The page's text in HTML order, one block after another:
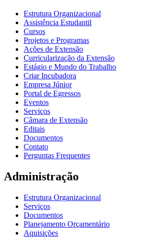
Estrutura Organizacional
Assistência Estudantil
Cursos
Projetos e Programas
Ações de Extensão
Curricularização da Extensão
Estágio e Mundo do Trabalho
Criar Incubadora
Empresa Júnior
Portal de Egressos
Eventos
Serviços
Câmara de Extensão
Editais
Documentos
Contato
Perguntas Frequentes
Administração
Estrutura Organizacional
Serviços
Documentos
Planejamento Orçamentário
Aquisições